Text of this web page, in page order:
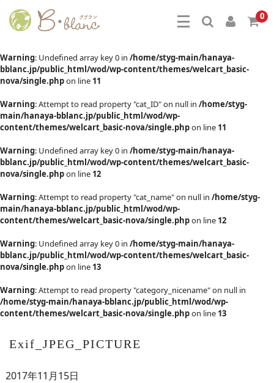
0
Warning: Undefined array key 0 in /home/styg-main/hanaya-
bblanc.jp/public_html/wod/wp-content/themes/welcart_basic-
nova/single.phpon line 11
Warning: Attempt to read property "cat_ID" on null in /home/styg-
main/hanaya-bblanc.jp/public_html/wod/wp-
content/themes/welcart_basic-nova/single.phpon line 11
Warning: Undefined array key 0 in /home/styg-main/hanaya-
bblanc.jp/public_html/wod/wp-content/themes/welcart_basic-
nova/single.phpon line 12
Warning: Attempt to read property "cat_name" on null in /home/styg-
main/hanaya-bblanc.jp/public_html/wod/wp-
content/themes/welcart_basic-nova/single.phpon line 12
Warning: Undefined array key 0 in /home/styg-main/hanaya-
bblanc.jp/public_html/wod/wp-content/themes/welcart_basic-
nova/single.phpon line 13
Warning: Attempt to read property "category_nicename" on null in
/home/styg-main/hanaya-bblanc.jp/public_html/wod/wp-
content/themes/welcart_basic-nova/single.phpon line 13
Exif_JPEG_PICTURE
2017年11月15日